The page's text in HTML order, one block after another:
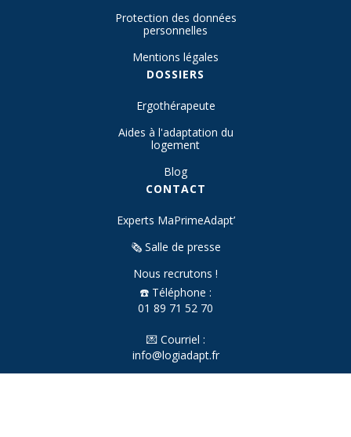
Protection des données
personnelles
Mentions légales
DOSSIERS
Ergothérapeute
Aides à l'adaptation du
logement
Blog
CONTACT
Experts MaPrimeAdapt’
🗞️ Salle de presse
Nous recrutons !
☎️ Téléphone :
01 89 71 52 70
💌 Courriel :
info@logiadapt.fr